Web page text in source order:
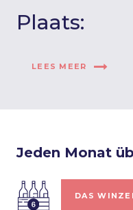
Plaats:
LEES MEER
Jeden Monat
DAS